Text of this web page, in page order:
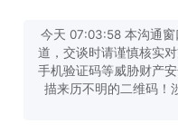
今天 07:03:58 本沟通
道，交谈时请谨慎核实
手机验证码等威胁财产
描来历不明的二维码！